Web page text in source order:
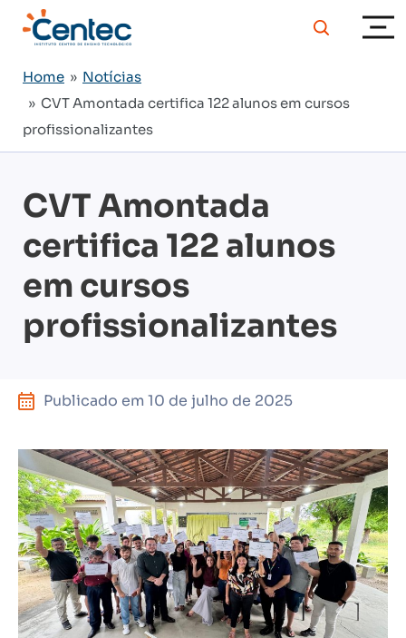
Home » Notícias
» CVT Amontada certifica 122 alunos em cursos
profissionalizantes
CVT Amontada
certifica 122 alunos
em cursos
profissionalizantes
Publicado em 10 de julho de 2025